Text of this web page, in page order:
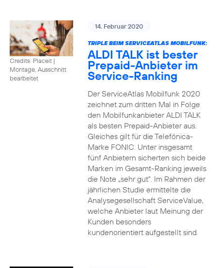
Credits: Placeit |
Montage, Ausschnitt
bearbeitet
14. Februar 2020
TRIPLE BEIM SERVICEATLAS MOBILFUNK:
ALDI TALK ist bester
Prepaid-Anbieter im
Service-Ranking
Der ServiceAtlas Mobilfunk 2020
zeichnet zum dritten Mal in Folge
den Mobilfunkanbieter ALDI TALK
als besten Prepaid-Anbieter aus.
Gleiches gilt für die Telefónica-
Marke FONIC. Unter insgesamt
fünf Anbietern sicherten sich beide
Marken im Gesamt-Ranking jeweils
die Note „sehr gut“. Im Rahmen der
jährlichen Studie ermittelte die
Analysegesellschaft ServiceValue,
welche Anbieter laut Meinung der
Kunden besonders
kundenorientiert aufgestellt sind.